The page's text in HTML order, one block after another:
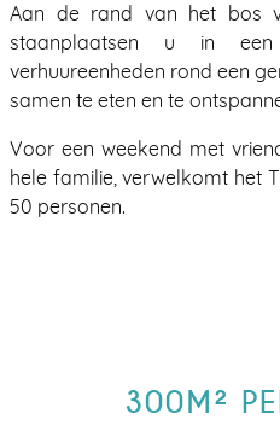
Aan de rand van het bos
staanplaatsen u in
verhuureenheden rond een
samen te eten en te
Voor een weekend met
hele familie, verwelkomt het
50 personen.
300M²